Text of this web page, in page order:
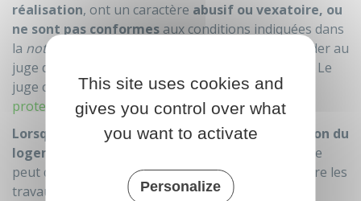
réalisation, ont un caractère abusif ou vexatoire, ou
ne sont pas conformes aux conditions indiquées dans
la notification
de travaux, le locataire peut demander au
juge d'interrompre ou d'interdire les travaux faits. Le
juge compétent est le juge des contentieux de la
protectiondu tribunal dont dépend le logement.
Lorsque l'exécution des travaux rend l'utilisation du
logement impossible ou dangereuse
, le locataire
peut demander au juge d'interrompre ou d'interdire les
travaux faits. Le juge compétent est le
This site uses cookies and
gives you control over what
you want to activate
Personalize